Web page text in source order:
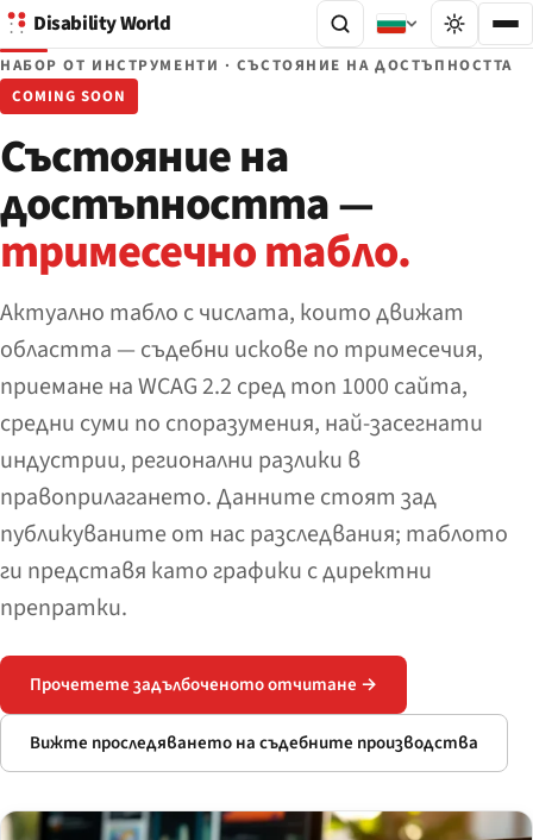
Disability World
НАБОР ОТ ИНСТРУМЕНТИ · СЪСТОЯНИЕ НА ДОСТЪПНОСТТА
COMING SOON
Състояние на
достъпността —
тримесечно табло.
Актуално табло с числата, които движат
областта — съдебни искове по тримесечия,
приемане на WCAG 2.2 сред топ 1000 сайта,
средни суми по споразумения, най-засегнати
индустрии, регионални разлики в
правоприлагането. Данните стоят зад
публикуваните от нас разследвания; таблото
ги представя като графики с директни
препратки.
Прочетете задълбоченото отчитане →
Вижте проследяването на съдебните производства